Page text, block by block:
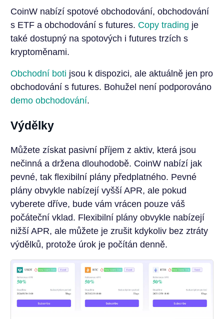
CoinW nabízí spotové obchodování, obchodování
s ETF a obchodování s futures. Copy trading je
také dostupný na spotových i futures trzích s
kryptoměnami.
Obchodní boti jsou k dispozici, ale aktuálně jen pro
obchodování s futures. Bohužel není podporováno
demo obchodování.
Výdělky
Můžete získat pasivní příjem z aktiv, která jsou
nečinná a držena dlouhodobě. CoinW nabízí jak
pevné, tak flexibilní plány předplatného. Pevné
plány obvykle nabízejí vyšší APR, ale pokud
vyberete dříve, bude vám vrácen pouze váš
počáteční vklad. Flexibilní plány obvykle nabízejí
nižší APR, ale můžete je zrušit kdykoliv bez ztráty
výdělků, protože úrok je počítán denně.